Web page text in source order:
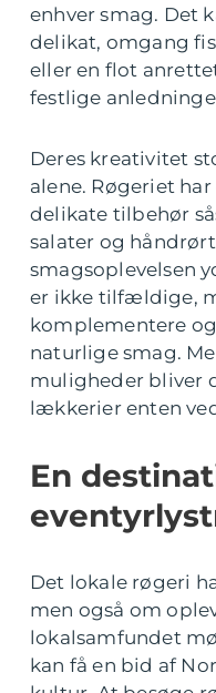
enhver smag. Det
delikat, omgang
eller en flot
festlige
Deres kreativitet
alene. Røgeriet
delikate tilbehør
salater og
smagsoplevelsen
er ikke tilfældige,
komplementere
naturlige smag.
muligheder bliver
lækkerier enten
En
Det lokale røgeri
men også om
lokalsamfundet
kan få en bid af